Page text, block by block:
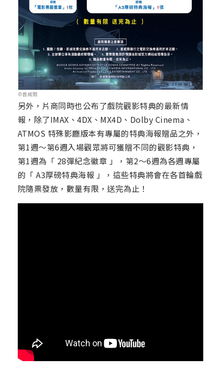
©普威爾
另外，片商同時也公布了戲院觀影特典的最新情
報，除了IMAX、4DX、MX4D、Dolby Cinema、
ATMOS 特殊影廳版本有專屬的特典海報贈品之外，
第1週～第6週入場觀眾將可獲贈不同的觀影特典，
第1週為「 28彈紀念徽章 」，第2～6週為各週專屬
的「 A3厚磅特典海報 」，這些特典將會在各首輪戲
院隨票發放，數量有限，送完為止！